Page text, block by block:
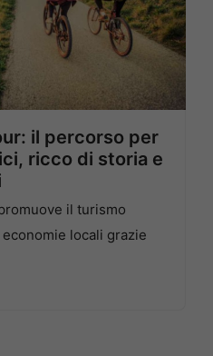
il percorso per
ricco di storia e
il turismo
locali grazie